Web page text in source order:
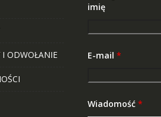
ODWOŁANIE
imię
E-mail *
Wiadomość *